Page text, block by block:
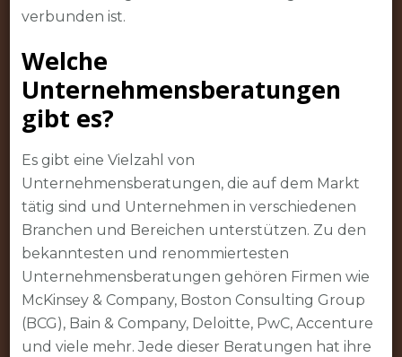
verbunden ist.
Welche
Unternehmensberatungen
gibt es?
Es gibt eine Vielzahl von
Unternehmensberatungen, die auf dem Markt
tätig sind und Unternehmen in verschiedenen
Branchen und Bereichen unterstützen. Zu den
bekanntesten und renommiertesten
Unternehmensberatungen gehören Firmen wie
McKinsey & Company, Boston Consulting Group
(BCG), Bain & Company, Deloitte, PwC, Accenture
und viele mehr. Jede dieser Beratungen hat ihre